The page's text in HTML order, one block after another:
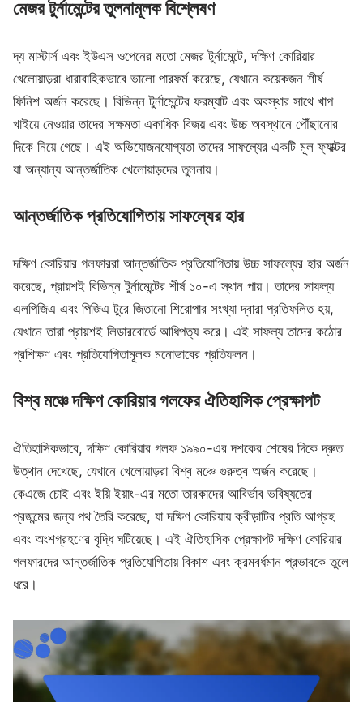
মেজর টুর্নামেন্টের তুলনামূলক বিশ্লেষণ
দ্য মাস্টার্স এবং ইউএস ওপেনের মতো মেজর টুর্নামেন্টে, দক্ষিণ কোরিয়ার
খেলোয়াড়রা ধারাবাহিকভাবে ভালো পারফর্ম করেছে, যেখানে কয়েকজন শীর্ষ
ফিনিশ অর্জন করেছে। বিভিন্ন টুর্নামেন্টের ফরম্যাট এবং অবস্থার সাথে খাপ
খাইয়ে নেওয়ার তাদের সক্ষমতা একাধিক বিজয় এবং উচ্চ অবস্থানে পৌঁছানোর
দিকে নিয়ে গেছে। এই অভিযোজনযোগ্যতা তাদের সাফল্যের একটি মূল ফ্যাক্টর
যা অন্যান্য আন্তর্জাতিক খেলোয়াড়দের তুলনায়।
আন্তর্জাতিক প্রতিযোগিতায় সাফল্যের হার
দক্ষিণ কোরিয়ার গলফাররা আন্তর্জাতিক প্রতিযোগিতায় উচ্চ সাফল্যের হার অর্জন
করেছে, প্রায়শই বিভিন্ন টুর্নামেন্টের শীর্ষ ১০-এ স্থান পায়। তাদের সাফল্য
এলপিজিএ এবং পিজিএ টুরে জিতানো শিরোপার সংখ্যা দ্বারা প্রতিফলিত হয়,
যেখানে তারা প্রায়শই লিডারবোর্ডে আধিপত্য করে। এই সাফল্য তাদের কঠোর
প্রশিক্ষণ এবং প্রতিযোগিতামূলক মনোভাবের প্রতিফলন।
বিশ্ব মঞ্চে দক্ষিণ কোরিয়ার গলফের ঐতিহাসিক প্রেক্ষাপট
ঐতিহাসিকভাবে, দক্ষিণ কোরিয়ার গলফ ১৯৯০-এর দশকের শেষের দিকে দ্রুত
উত্থান দেখেছে, যেখানে খেলোয়াড়রা বিশ্ব মঞ্চে গুরুত্ব অর্জন করেছে।
কেএজে চোই এবং ইয়ি ইয়াং-এর মতো তারকাদের আবির্ভাব ভবিষ্যতের
প্রজন্মের জন্য পথ তৈরি করেছে, যা দক্ষিণ কোরিয়ায় ক্রীড়াটির প্রতি আগ্রহ
এবং অংশগ্রহণের বৃদ্ধি ঘটিয়েছে। এই ঐতিহাসিক প্রেক্ষাপট দক্ষিণ কোরিয়ার
গলফারদের আন্তর্জাতিক প্রতিযোগিতায় বিকাশ এবং ক্রমবর্ধমান প্রভাবকে তুলে
ধরে।